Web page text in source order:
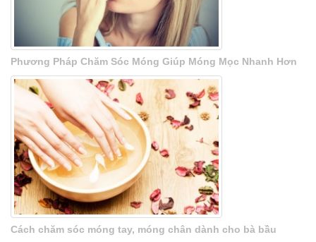
Phương Pháp Chăm Sóc Móng Giúp Móng Mọc Nhanh Hơn
Cách chăm sóc móng tay, móng chân dành cho bà bầu